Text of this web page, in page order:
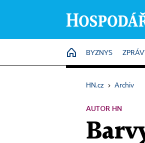
HOME
BYZNYS
HN.cz › Archiv
AUTOR HN